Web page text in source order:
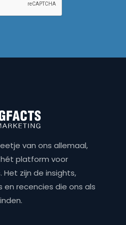
van ons allemaal,
hét platform voor
zijn de insights,
en recencies die ons als